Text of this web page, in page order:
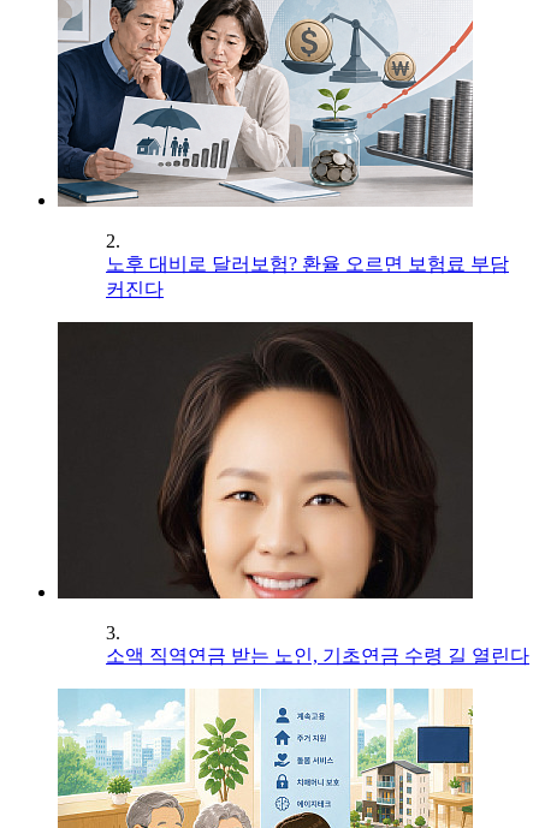
2.
노후 대비로 달러보험? 환율 오르면 보험료 부담
커진다
3.
소액 직역연금 받는 노인, 기초연금 수령 길 열린다